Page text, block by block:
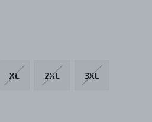
XL 2XL 3XL